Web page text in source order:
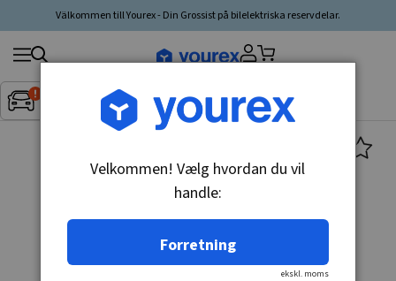
Välkommen till Yourex - Din Grossist på bilelektriska reservdelar.
Inget fordon valt▼
Søg
produkt,
producent,
Velkommen! Vælg hvordan du vil
handle:
Forretning
ekskl. moms